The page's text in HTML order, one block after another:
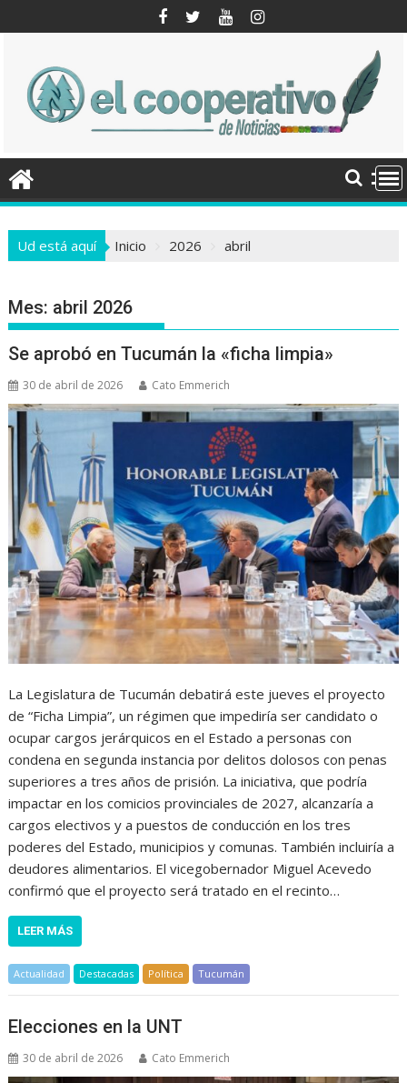
al
Ud está aquí Inicio 2026 abril
Mes: abril 2026
Se aprobó en Tucumán la «ficha limpia»
30 de abril de 2026 Cato Emmerich
La Legislatura de Tucumán debatirá este jueves el proyecto
de “Ficha Limpia”, un régimen que impediría ser candidato o
ocupar cargos jerárquicos en el Estado a personas con
condena en segunda instancia por delitos dolosos con penas
superiores a tres años de prisión. La iniciativa, que podría
impactar en los comicios provinciales de 2027, alcanzaría a
cargos electivos y a puestos de conducción en los tres
poderes del Estado, municipios y comunas. También incluiría a
deudores alimentarios. El vicegobernador Miguel Acevedo
confirmó que el proyecto será tratado en el recinto…
LEER MÁS
Actualidad Destacadas Política Tucumán
Elecciones en la UNT
30 de abril de 2026 Cato Emmerich